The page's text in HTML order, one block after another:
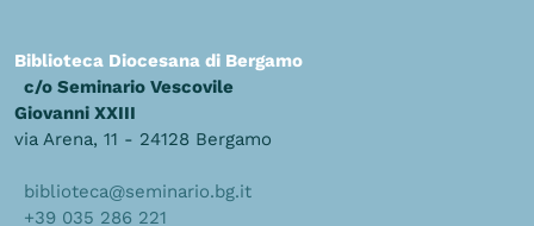
Biblioteca Diocesana di Bergamo
c/o Seminario Vescovile
Giovanni XXIII
via Arena, 11 - 24128 Bergamo
biblioteca@seminario.bg.it
+39 035 286 221